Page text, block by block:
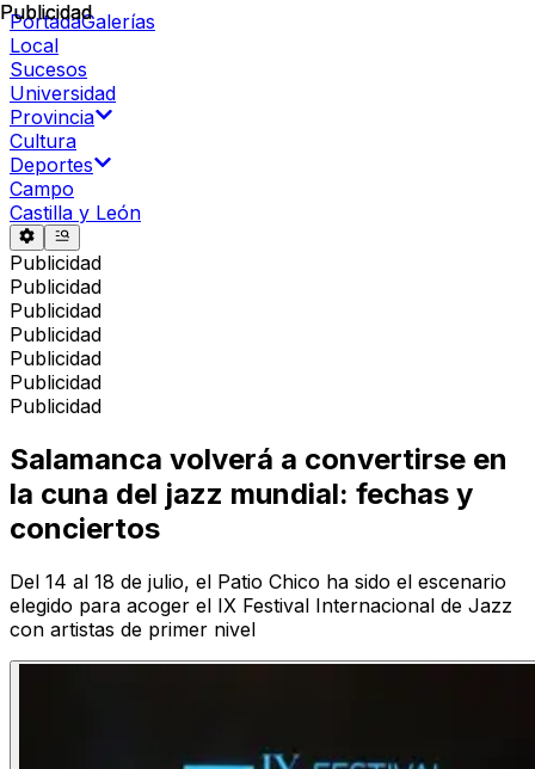
PortadaGalerías
Local
Sucesos
Universidad
Provincia
Cultura
Deportes
Campo
Castilla y León
Publicidad
Publicidad
Publicidad
Publicidad
Publicidad
Publicidad
Publicidad
Publicidad
Salamanca volverá a convertirse en
la cuna del jazz mundial: fechas y
conciertos
Del 14 al 18 de julio, el Patio Chico ha sido el escenario
elegido para acoger el IX Festival Internacional de Jazz
con artistas de primer nivel
Publicidad